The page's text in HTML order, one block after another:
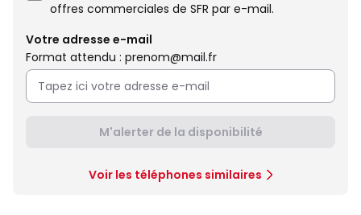
offres commerciales de SFR par e-mail.
Votre adresse e-mail
Format attendu : prenom@mail.fr
M'alerter de la disponibilité
Voir les téléphones similaires